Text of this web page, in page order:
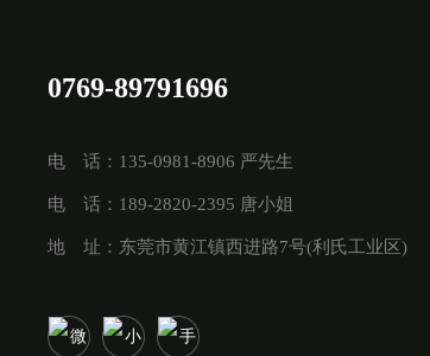
0769-89791696
电 话：135-0981-8906 严先生
电 话：189-2820-2395 唐小姐
地 址：东莞市黄江镇西进路7号(利氏工业区)